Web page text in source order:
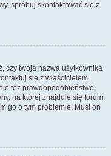
spróbuj skontaktować się z
czy twoja nazwa użytkownika
się z właścicielem
też prawdopodobieństwo,
na której znajduje się forum.
go o tym problemie. Musi on